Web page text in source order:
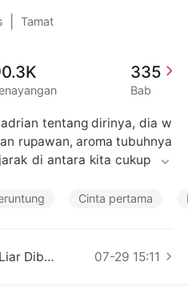
Tamat
335
Bab
tentang dirinya, dia w
rupawan, aroma tubuhnya
di antara kita cukup jau
payudara miliknya nampak
yang mendapat IP tertinggi
Cinta pertama
Bab 335 Part 335. Gairah Liar Dibalik Jilbab Bu Guru Cantik (TAMAT) 07-29 15:11